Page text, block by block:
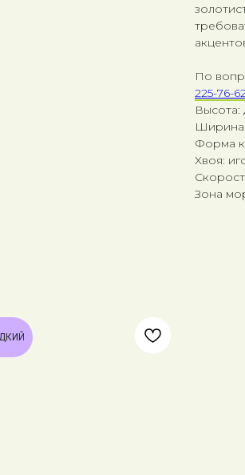
По
225-76-
Высота:
Форма
Хвоя:
Зона